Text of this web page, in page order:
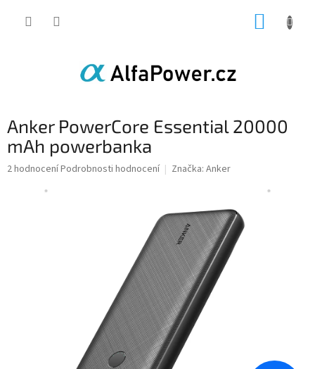
Anker PowerCore Essential 20000
mAh powerbanka
Průměrné
2 hodnoceníPodrobnosti hodnocení Značka: Anker